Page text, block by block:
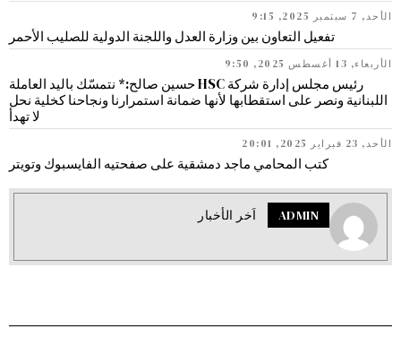
الأحد, 7 سبتمبر 2025, 9:15
تفعيل التعاون بين وزارة العدل واللجنة الدولية للصليب الأحمر
الأربعاء, 13 أغسطس 2025, 9:50
رئيس مجلس إدارة شركة HSC حسين صالح:* نتمسّك باليد العاملة
اللبنانية ونصر على استقطابها لأنها ضمانة استمرارنا ونجاحنا كخلية نحل
لا تهدأ
الأحد, 23 فبراير 2025, 20:01
كتب المحامي ماجد دمشقية على صفحتيه الفايسبوك وتويتر
ADMIN اَخر الأخبار